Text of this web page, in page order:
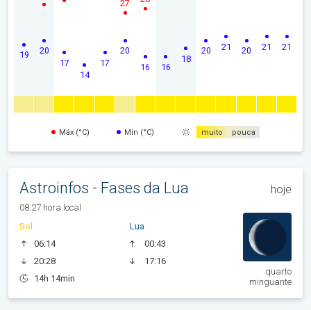
19 20
17
14
17
20
27
16 16
18
20 21 20 21 21
Máx (°C) Mín (°C) muito pouca
Astroinfos - Fases da Lua hoje
08:27 hora local
Sol
06:14
20:28
14h 14min
Lua
00:43
17:16
quarto
minguante